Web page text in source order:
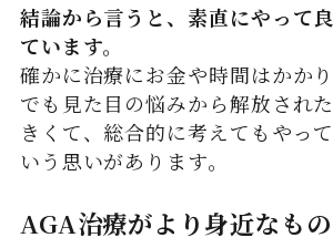
結論から言うと、素直にやって
ています。
確かに治療にお金や時間はかか
でも見た目の悩みから解放され
きくて、総合的に考えてもやっ
いう思いがあります。
AGA治療がより身近なも